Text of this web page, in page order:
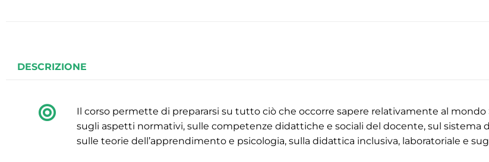
DESCRIZIONE
Il corso permette di prepararsi su tutto ciò che occorre sapere relativamente al
sugli aspetti normativi, sulle competenze didattiche e sociali del docente, sul sistema
sulle teorie dell’apprendimento e psicologia, sulla didattica inclusiva, laboratoriale e